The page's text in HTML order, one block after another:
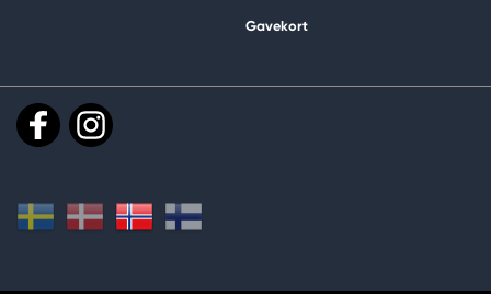
Gavekort